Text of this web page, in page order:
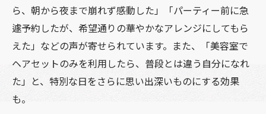
ら、朝から夜まで崩れず感動した」「パーティー前に急
遽予約したが、希望通りの華やかなアレンジにしてもら
えた」などの声が寄せられています。また、「美容室で
ヘアセットのみを利用したら、普段とは違う自分になれ
た」と、特別な日をさらに思い出深いものにする効果
も。